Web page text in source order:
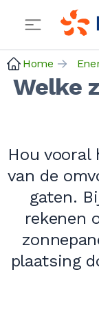
Home
Welke
Hou vooral
van de
gaten.
rekenen
plaatsing